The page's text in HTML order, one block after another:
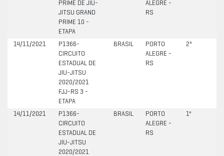
PRIME DE JIU-
JITSU GRAND
PRIME 10 -
ETAPA
ALEGRE -
RS
14/11/2021
P1366-
CIRCUITO
ESTADUAL DE
JIU-JITSU
2020/2021
FJJ-RS 3 -
ETAPA
BRASIL
PORTO
ALEGRE -
RS
2º
14/11/2021
P1366-
CIRCUITO
ESTADUAL DE
JIU-JITSU
2020/2021
BRASIL
PORTO
ALEGRE -
RS
1º